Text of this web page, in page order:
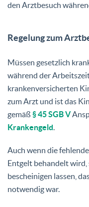
den Arztbesuch
Regelung zum
Müssen gesetzlich
während der
krankenversicherten
zum Arzt und ist das
gemäß § 45 SGB V
Krankengeld.
Auch wenn die
Entgelt behandelt
bescheinigen lassen,
notwendig war.